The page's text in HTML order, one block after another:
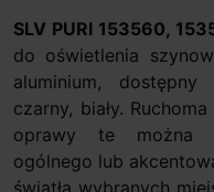
SLV PURI 153560,
do oświetlenia
aluminium,
czarny, biały.
oprawy te można
ogólnego lub
światła wybranych